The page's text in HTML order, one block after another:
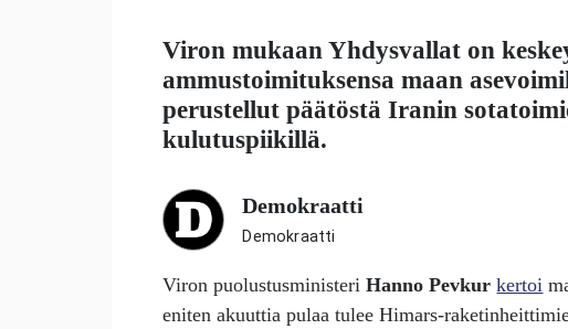
Viron mukaan Yhdysvallat on
ammustoimituksensa maan
perustellut päätöstä Iranin
kulutuspiikillä.
Demokraatti
Demokraatti
Viron puolustusministeriHanno Pevkur kertoi
eniten akuuttia pulaa tulee Himars-